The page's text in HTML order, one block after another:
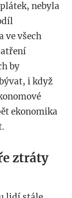
nebyla
ve všech
by
i když
ekonomika
ztráty